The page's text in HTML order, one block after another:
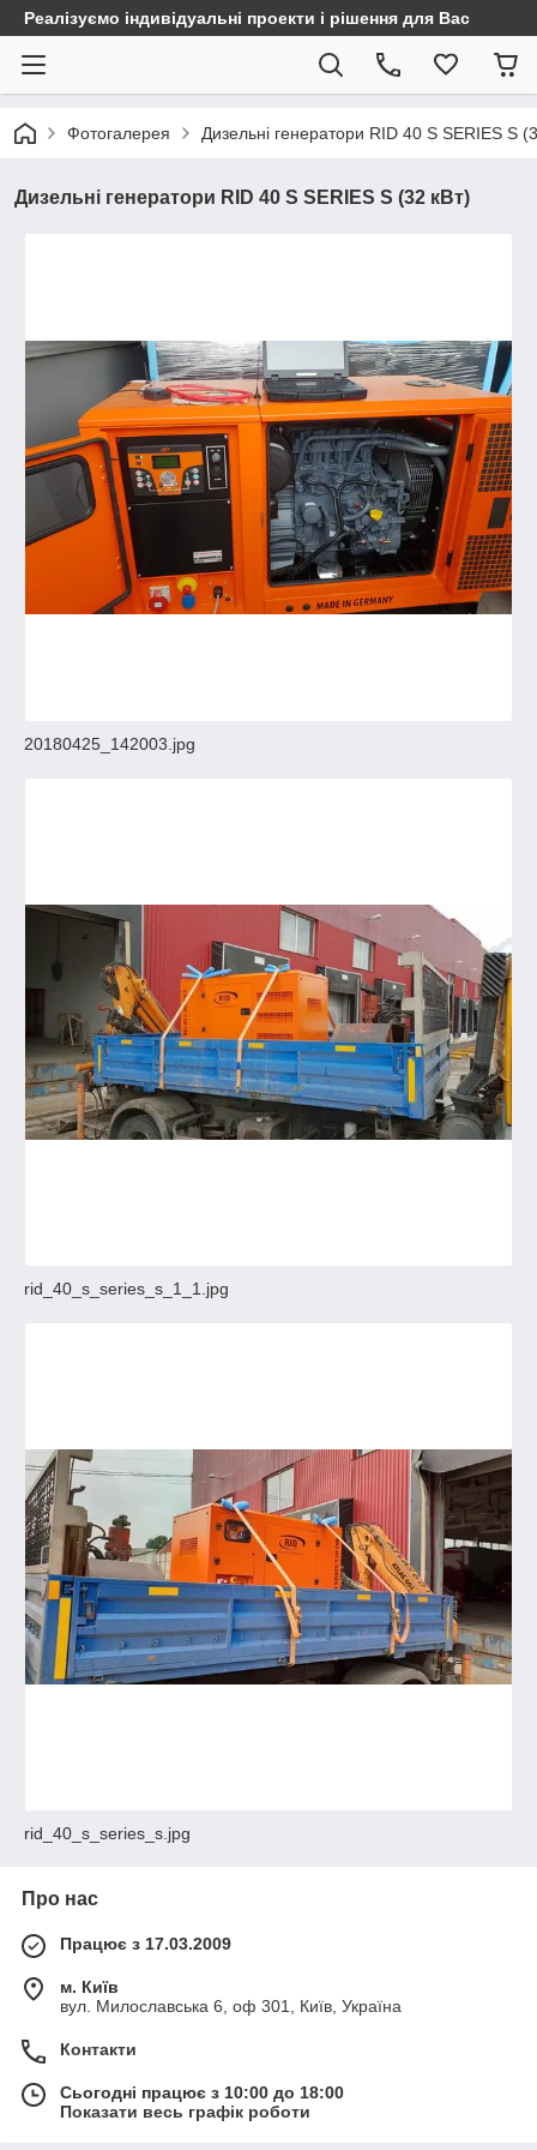
Реалізуємо індивідуальні проекти і рішення для Вас
Фотогалерея Дизельні генератори RID 40 S SERIES S
Дизельні генератори RID 40 S SERIES S (32 кВт)
20180425_142003.jpg
rid_40_s_series_s_1_1.jpg
rid_40_s_series_s.jpg
Про нас
Працює з 17.03.2009
м. Київ
вул. Милославська 6, оф 301, Київ, Україна
Контакти
Сьогодні працює з 10:00 до 18:00
Показати весь графік роботи